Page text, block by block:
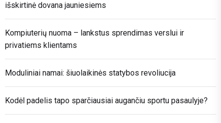
išskirtinė dovana jauniesiems
Kompiuterių nuoma – lankstus sprendimas verslui ir
privatiems klientams
Moduliniai namai: šiuolaikinės statybos revoliucija
Kodėl padelis tapo sparčiausiai augančiu sportu pasaulyje?